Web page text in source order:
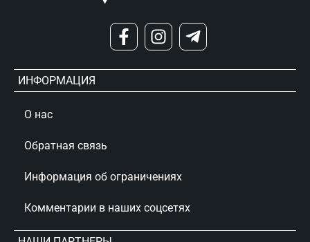
ИНФОРМАЦИЯ
О нас
Обратная связь
Информация об ограничениях
Комментарии в наших соцсетях